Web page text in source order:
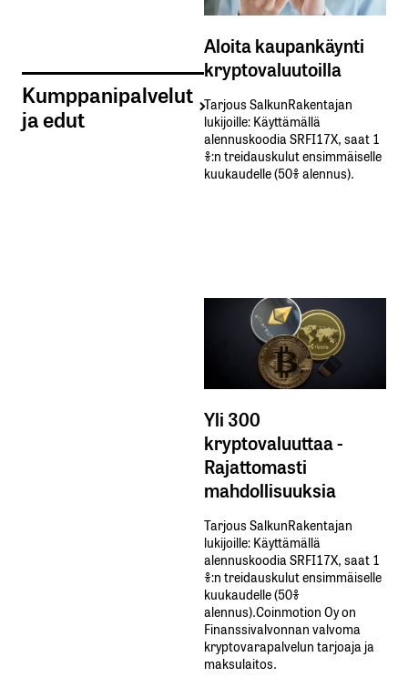
Kumppanipalvelut
ja edut
Aloita kaupankäynti
kryptovaluutoilla
Tarjous SalkunRakentajan
lukijoille: Käyttämällä​ ​
alennuskoodia​ ​SRFI17X,​ ​saat​ ​1
%:n treidauskulut​ ​ensimmäiselle​ ​
kuukaudelle​ ​(50%​ ​alennus).
Yli 300
kryptovaluuttaa -
Rajattomasti
mahdollisuuksia
Tarjous SalkunRakentajan
lukijoille: Käyttämällä​ ​
alennuskoodia​ ​SRFI17X,​ ​saat​ ​1
%:n treidauskulut​ ​ensimmäiselle​ ​
kuukaudelle​ ​(50%​ ​
alennus).Coinmotion Oy on
Finanssivalvonnan valvoma
kryptovarapalvelun tarjoaja ja
maksulaitos.